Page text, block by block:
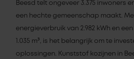
Beesd telt ongeveer 3.375 inwoners
een hechte gemeenschap maakt.
energieverbruik van 2.982 kWh en
1.035 m³, is het belangrijk om te
oplossingen. Kunststof kozijnen in